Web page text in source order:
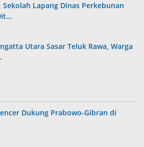
Sekolah Lapang Dinas Perkebunan
Utara Sasar Teluk Rawa, Warga
Dukung Prabowo-Gibran di